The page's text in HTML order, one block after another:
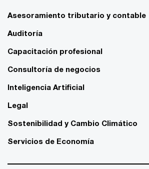
Asesoramiento tributario y contable
Auditoría
Capacitación profesional
Consultoría de negocios
Inteligencia Artificial
Legal
Sostenibilidad y Cambio Climático
Servicios de Economía